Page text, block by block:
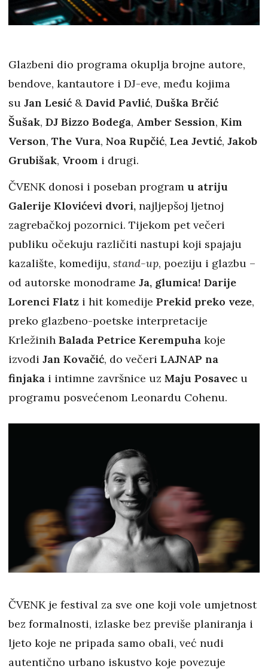
Glazbeni dio programa okuplja brojne autore,
bendove, kantautore i DJ-eve, među kojima
su Jan Lesić & David Pavlić, Duška Brčić
Šušak, DJ Bizzo Bodega, Amber Session, Kim
Verson, The Vura, Noa Rupčić, Lea Jevtić, Jakob
Grubišak, Vroom i drugi.
ČVENK donosi i poseban program u atriju
Galerije Klovićevi dvori, najljepšoj ljetnoj
zagrebačkoj pozornici. Tijekom pet večeri
publiku očekuju različiti nastupi koji spajaju
kazalište, komediju, stand-up, poeziju i glazbu –
od autorske monodrame Ja, glumica! Darije
Lorenci Flatz i hit komedije Prekid preko veze,
preko glazbeno-poetske interpretacije
Krležinih Balada Petrice Kerempuha koje
izvodi Jan Kovačić, do večeri LAJNAP na
finjaka i intimne završnice uz Maju Posavec u
programu posvećenom Leonardu Cohenu.
ČVENK je festival za sve one koji vole umjetnost
bez formalnosti, izlaske bez previše planiranja i
ljeto koje ne pripada samo obali, već nudi
autentično urbano iskustvo koje povezuje